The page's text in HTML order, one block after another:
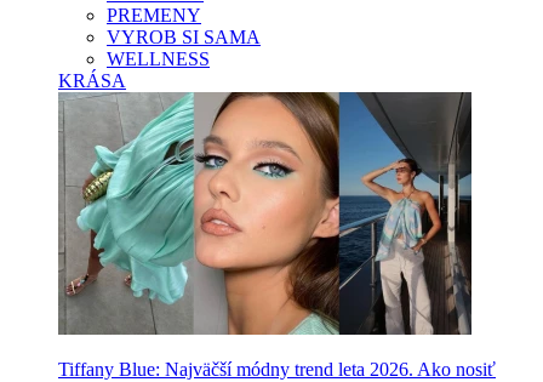
PREMENY
VYROB SI SAMA
WELLNESS
KRÁSA
Tiffany Blue: Najväčší módny trend leta 2026. Ako nosiť